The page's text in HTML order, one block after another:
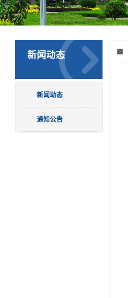
新闻动态
新闻动态
通知公告